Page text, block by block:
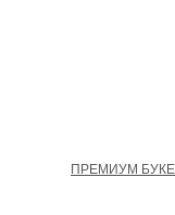
ПРЕМИУМ